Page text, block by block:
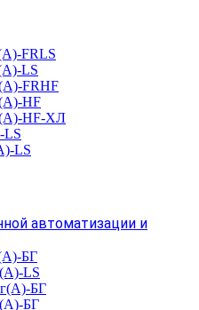
FRLS
LS
FRHF
HF
HF-ХЛ
LS
LS
автоматизации и
БГ
LS
БГ
БГ